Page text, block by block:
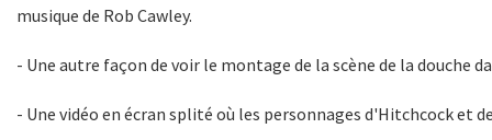
musique de Rob Cawley.
- Une autre façon de voir le montage de la scène de la douche
- Une vidéo en écran splité où les personnages d'Hitchcock et